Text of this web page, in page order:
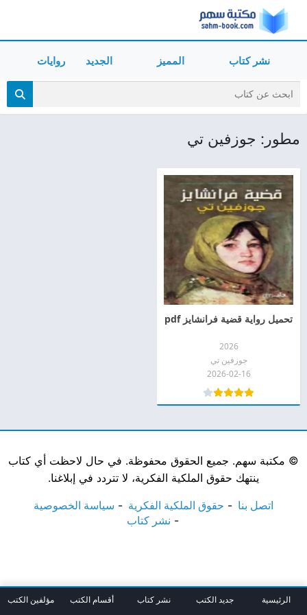
نشر كتاب المميز الجديد روايات
مطور: جوزفين تي
تحميل رواية قضية فرانشايز pdf
2026
جوزفين تي
2026-02-16
© مكتبة سهم. جميع الحقوق محفوظة. في حال لاحظت أي كتاب
ينتهك حقوق الملكية الفكرية، لا تتردد في إبلاغنا.
اتصل بنا حقوق الملكية الفكرية
سياسة الخصوصية
نشر كتاب
الرئيسية جديد الكتب نشر كتاب أقسام الكتب مؤلفين الكتب